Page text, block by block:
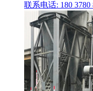
联系电话: 180 3780